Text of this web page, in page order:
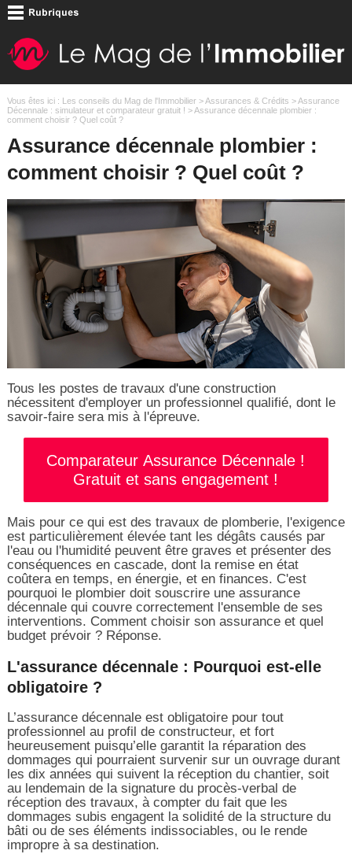
Vous êtes ici : Les conseils du Mag de l'Immobilier>Assurances & Crédits >Assurance
Décennale : simulateur et comparateur gratuit ! > Assurance décennale plombier :
comment choisir ? Quel coût ?
Assurance décennale plombier :
comment choisir ? Quel coût ?
Tous les postes de travaux d'une construction
nécessitent d'employer un professionnel qualifié, dont le
savoir-faire sera mis à l'épreuve.
Comparateur Assurance Décennale !
Gratuit et sans engagement !
Mais pour ce qui est des travaux de plomberie, l'exigence
est particulièrement élevée tant les dégâts causés par
l'eau ou l'humidité peuvent être graves et présenter des
conséquences en cascade, dont la remise en état
coûtera en temps, en énergie, et en finances. C'est
pourquoi le plombier doit souscrire une assurance
décennale qui couvre correctement l'ensemble de ses
interventions. Comment choisir son assurance et quel
budget prévoir ? Réponse.
L'assurance décennale : Pourquoi est-elle
obligatoire ?
L’assurance décennale est obligatoire pour tout
professionnel au profil de constructeur, et fort
heureusement puisqu’elle garantit la réparation des
dommages qui pourraient survenir sur un ouvrage durant
les dix années qui suivent la réception du chantier, soit
au lendemain de la signature du procès-verbal de
réception des travaux, à compter du fait que les
dommages subis engagent la solidité de la structure du
bâti ou de ses éléments indissociables, ou le rende
impropre à sa destination.